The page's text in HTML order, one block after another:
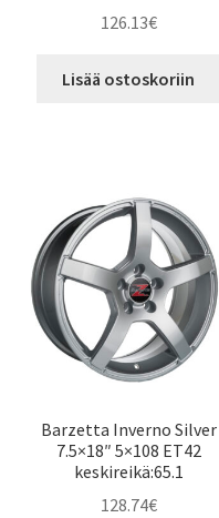
126.13€
Lisää ostoskoriin
Barzetta Inverno Silver
7.5×18″ 5×108 ET42
keskireikä:65.1
128.74€